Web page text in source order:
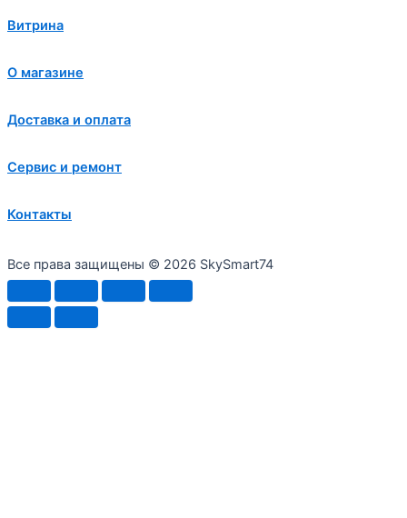
Витрина
О магазине
Доставка и оплата
Сервис и ремонт
Контакты
Все права защищены © 2026 SkySmart74